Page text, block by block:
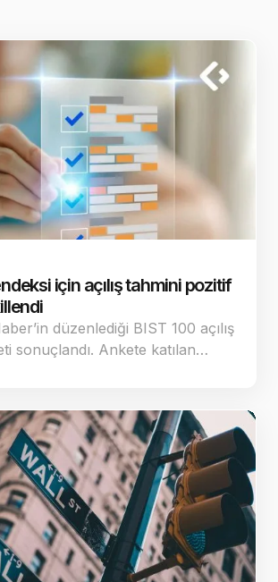
için açılış tahmini pozitif
düzenlediği BIST 100 açılış
sonuçlandı. Ankete katılan…